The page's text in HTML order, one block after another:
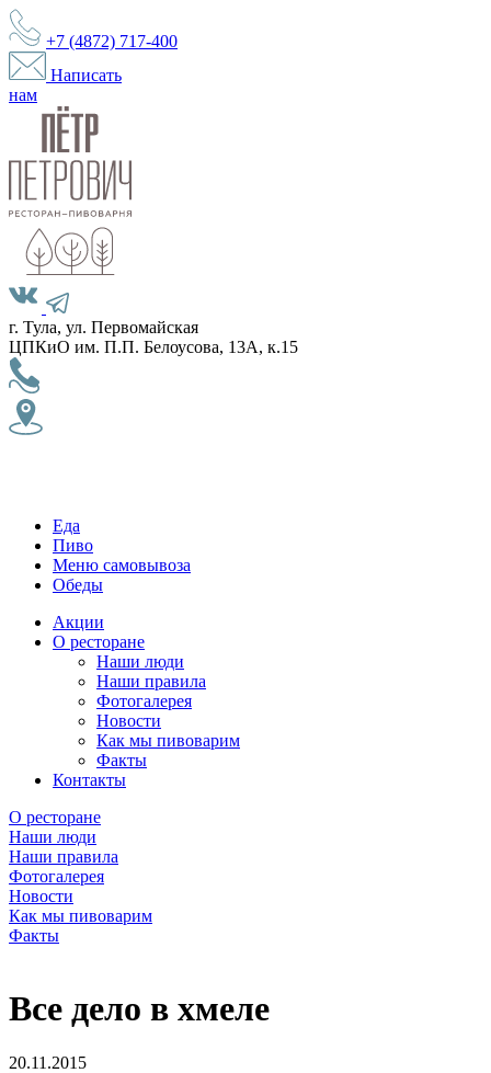
+7 (4872) 717-400
Написать
нам
г. Тула, ул. Первомайская
ЦПКиО им. П.П. Белоусова, 13А, к.15
Еда
Пиво
Меню самовывоза
Обеды
Акции
О ресторане
Наши люди
Наши правила
Фотогалерея
Новости
Как мы пивоварим
Факты
Контакты
О ресторане
Наши люди
Наши правила
Фотогалерея
Новости
Как мы пивоварим
Факты
Все дело в хмеле
20.11.2015